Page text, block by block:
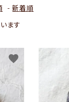
その他
-新着順
ます
favorite